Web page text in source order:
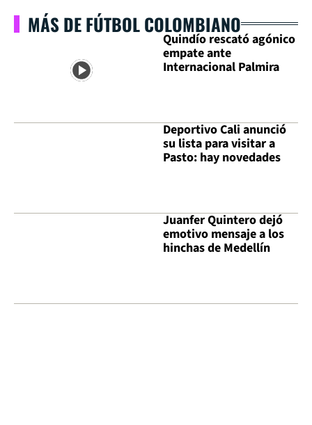
MÁS DE FÚTBOL COLOMBIANO
Quindío rescató agónico
empate ante
Internacional Palmira
Deportivo Cali anunció
su lista para visitar a
Pasto: hay novedades
Juanfer Quintero dejó
emotivo mensaje a los
hinchas de Medellín